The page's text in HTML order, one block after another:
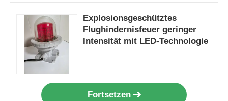
Explosionsgeschütztes
Flughindernisfeuer geringer
Intensität mit LED-Technologie
Fortsetzen